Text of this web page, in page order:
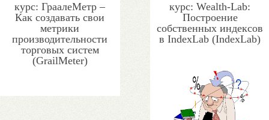
курс: ГраалеМетр –
Как создавать свои
метрики
производительности
торговых систем
(GrailMeter)
курс: Wealth-Lab:
Построение
собственных индексов
в IndexLab (IndexLab)